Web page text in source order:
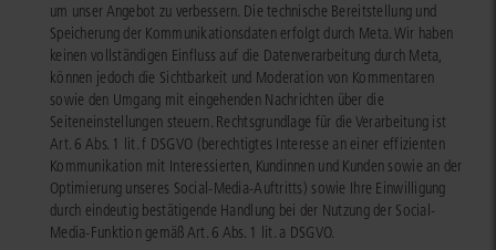
um unser Angebot zu verbessern. Die technische Bereitstellung und
Speicherung der Kommunikationsdaten erfolgt durch Meta. Wir haben
keinen vollständigen Einfluss auf die Datenverarbeitung durch Meta,
können jedoch die Sichtbarkeit und Moderation von Kommentaren
sowie den Umgang mit eingehenden Nachrichten über die
Seiteneinstellungen steuern. Rechtsgrundlage für die Verarbeitung ist
Art. 6 Abs. 1 lit. f DSGVO (berechtigtes Interesse an einer effizienten
Kommunikation mit Interessierten, Kundinnen und Kunden sowie an der
Optimierung unseres Social-Media-Auftritts) sowie Ihre Einwilligung
durch eindeutig bestätigende Handlung bei der Nutzung der Social-
Media-Funktion gemäß Art. 6 Abs. 1 lit. a DSGVO.